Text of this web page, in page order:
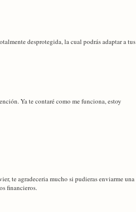
desprotegida, la cual podrás adaptar a tus
Ya te contaré como me funciona, estoy
te agradeceria mucho si pudieras enviarme una
financieros.